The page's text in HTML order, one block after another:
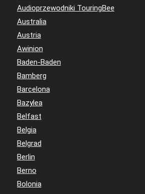
Audioprzewodniki TouringBee
Australia
Austria
Awinion
Baden-Baden
Bamberg
Barcelona
Bazylea
Belfast
Belgia
Belgrad
Berlin
Berno
Bolonia